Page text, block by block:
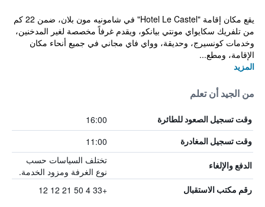
يقع مكان إقامة "Hotel Le Castel" في شامونيه مون بلان، ضمن 22 كم
من تلفريك سكايواي مونتي بيانكو، ويقدم غرفاً مخصصة لغير المدخنين،
وخدمات كونسيرج، وحديقة، وواي فاي مجاني في جميع أنحاء مكان
الإقامة، ومطع...
المزيد
من الجيد أن تعلم
وقت تسجيل الصعود للطائرة 16:00
وقت تسجيل المغادرة 11:00
الدفع والإلغاء
تختلف السياسات حسب
نوع الغرفة ومزود الخدمة.
رقم مكتب الاستقبال +33 4 50 21 12 12